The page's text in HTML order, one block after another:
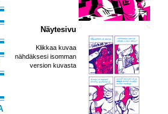
Näytesivu
Klikkaa kuvaa
nähdäksesi isomman
version kuvasta